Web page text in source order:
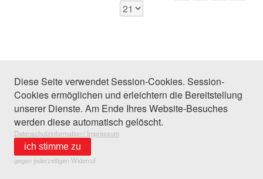
Diese Seite verwendet Session-Cookies. Session-
Cookies ermöglichen und erleichtern die Bereitstellung
unserer Dienste. Am Ende Ihres Website-Besuches
werden diese automatisch gelöscht.
Datenschutzinformation / Impressum
ich stimme zu
gegen jederzeitigen Widerruf